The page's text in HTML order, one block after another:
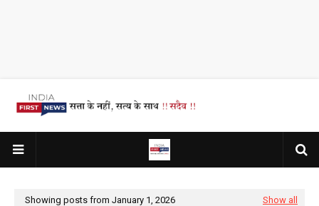
Showing posts from January 1, 2026 Show all